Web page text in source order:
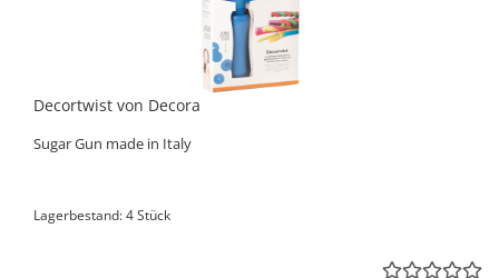
Decortwist von Decora
Sugar Gun made in Italy
Lagerbestand: 4 Stück